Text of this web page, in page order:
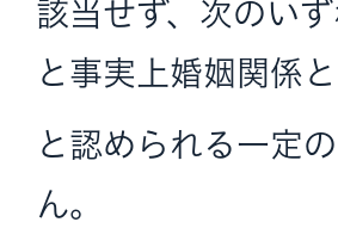
該当せず、次のい
と事実上婚姻関係
と認められる一定
ん。